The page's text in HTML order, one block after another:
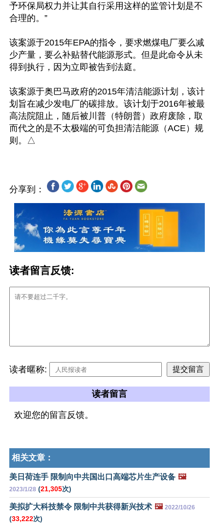
予环保局权力并让其自行采用这样的监管计划是不
合理的。”
该案源于2015年EPA的指令，要求燃煤电厂要么减
少产量，要么补贴替代能源形式。但是此命令从未
得到执行，因为立即被告到法庭。
该案源于奥巴马政府的2015年清洁能源计划，该计
划旨在减少发电厂的碳排放。该计划于2016年被最
高法院阻止，随后被川普（特朗普）政府废除，取
而代之的是不太极端的可负担清洁能源（ACE）规
分享到：
读者留言反馈:
读者暱称:
读者留言
欢迎您的留言反馈。
相关文章：
美日荷连手 限制向中共国出口高端芯片生产设备 🖼️
2023/1/28 (21,305次)
美拟扩大科技禁令 限制中共获得新兴技术 🖼️ 2022/10/26
(33,222次)